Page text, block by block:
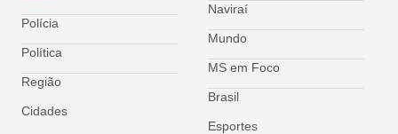
Polícia
Política
Região
Cidades
Naviraí
Mundo
MS em Foco
Brasil
Esportes